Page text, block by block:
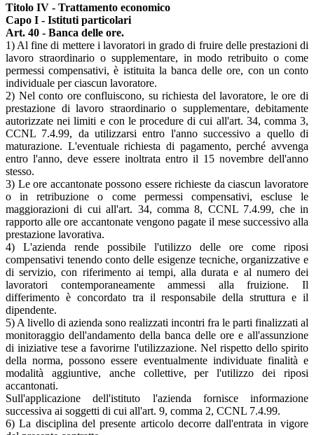
Titolo IV - Trattamento economico
Capo I - Istituti particolari
Art. 40 - Banca delle ore.
1) Al fine di mettere i lavoratori in grado di fruire delle prestazioni di
lavoro straordinario o supplementare, in modo retribuito o come
permessi compensativi, è istituita la banca delle ore, con un conto
individuale per ciascun lavoratore.
2) Nel conto ore confluiscono, su richiesta del lavoratore, le ore di
prestazione di lavoro straordinario o supplementare, debitamente
autorizzate nei limiti e con le procedure di cui all'art. 34, comma 3,
CCNL 7.4.99, da utilizzarsi entro l'anno successivo a quello di
maturazione. L'eventuale richiesta di pagamento, perché avvenga
entro l'anno, deve essere inoltrata entro il 15 novembre dell'anno
stesso.
3) Le ore accantonate possono essere richieste da ciascun lavoratore
o in retribuzione o come permessi compensativi, escluse le
maggiorazioni di cui all'art. 34, comma 8, CCNL 7.4.99, che in
rapporto alle ore accantonate vengono pagate il mese successivo alla
prestazione lavorativa.
4) L'azienda rende possibile l'utilizzo delle ore come riposi
compensativi tenendo conto delle esigenze tecniche, organizzative e
di servizio, con riferimento ai tempi, alla durata e al numero dei
lavoratori contemporaneamente ammessi alla fruizione. Il
differimento è concordato tra il responsabile della struttura e il
dipendente.
5) A livello di azienda sono realizzati incontri fra le parti finalizzati al
monitoraggio dell'andamento della banca delle ore e all'assunzione
di iniziative tese a favorirne l'utilizzazione. Nel rispetto dello spirito
della norma, possono essere eventualmente individuate finalità e
modalità aggiuntive, anche collettive, per l'utilizzo dei riposi
accantonati.
Sull'applicazione dell'istituto l'azienda fornisce informazione
successiva ai soggetti di cui all'art. 9, comma 2, CCNL 7.4.99.
6) La disciplina del presente articolo decorre dall'entrata in vigore